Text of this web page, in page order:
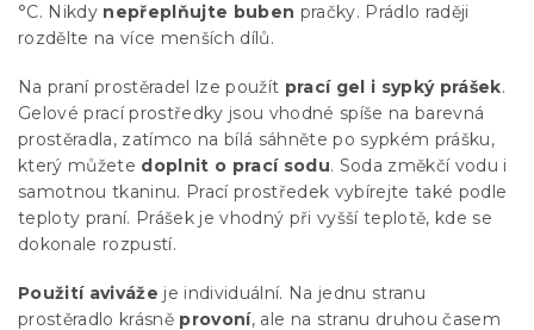
°C. Nikdy nepřeplňujte buben pračky. Prádlo raději
rozdělte na více menších dílů.
Na praní prostěradel lze použít prací gel i sypký prášek.
Gelové prací prostředky jsou vhodné spíše na barevná
prostěradla, zatímco na bílá sáhněte po sypkém prášku,
který můžete doplnit o prací sodu. Soda změkčí vodu i
samotnou tkaninu. Prací prostředek vybírejte také podle
teploty praní. Prášek je vhodný při vyšší teplotě, kde se
dokonale rozpustí.
Použití aviváže je individuální. Na jednu stranu
prostěradlo krásně provoní, ale na stranu druhou časem